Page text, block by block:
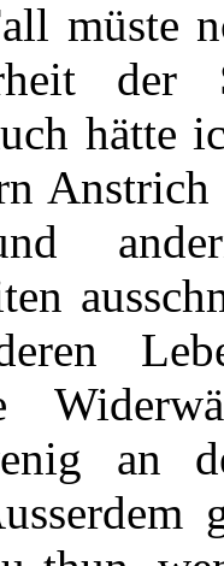
müste
der
hätte
an